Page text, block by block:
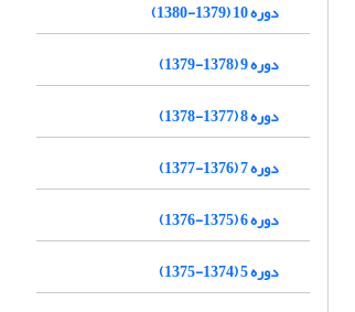
دوره 10 (1379-1380)
دوره 9 (1378-1379)
دوره 8 (1377-1378)
دوره 7 (1376-1377)
دوره 6 (1375-1376)
دوره 5 (1374-1375)